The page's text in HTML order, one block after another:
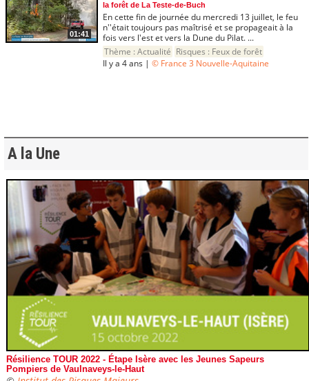
01:41
la forêt de La Teste-de-Buch
En cette fin de journée du mercredi 13 juillet, le feu
n''était toujours pas maîtrisé et se propageait à la
fois vers l'est et vers la Dune du Pilat. ...
Thème : Actualité Risques : Feux de forêt
Il y a 4 ans | © France 3 Nouvelle-Aquitaine
A la Une
Résilience TOUR 2022 - Étape Isère avec les Jeunes Sapeurs
Pompiers de Vaulnaveys-le-Haut